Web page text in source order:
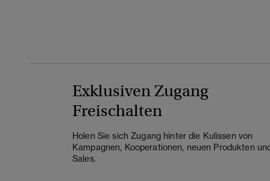
Exklusiven Zugang
Freischalten
Holen Sie sich Zugang hinter die Kulissen von
Kampagnen, Kooperationen, neuen Produkten
Sales.